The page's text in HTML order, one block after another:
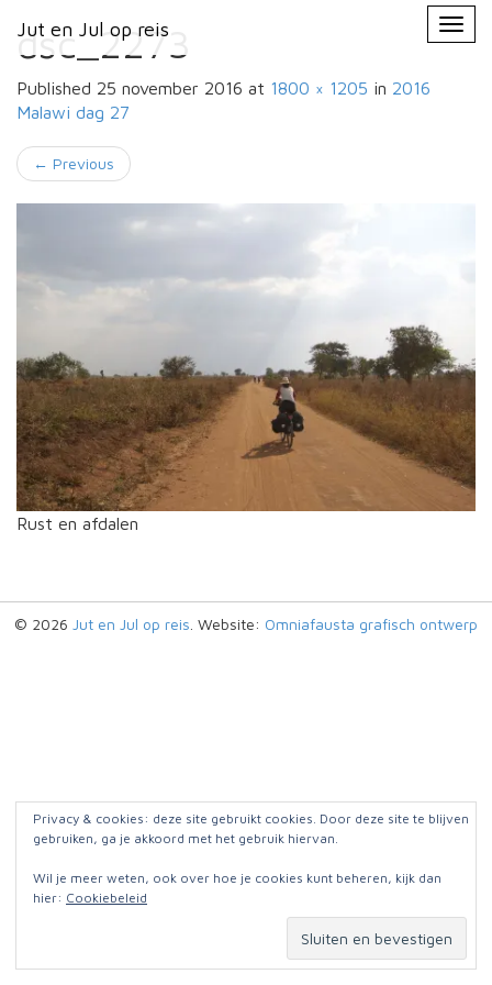
Jut en Jul op reis
Primary
Menu
Jut en Jul op reis
dsc_2273
Published 25 november 2016 at 1800 × 1205 in 2016
Malawi dag 27
← Previous
Rust en afdalen
© 2026 Jut en Jul op reis . Website: Omniafausta grafisch ontwerp
Privacy & cookies: deze site gebruikt cookies. Door deze site te blijven
gebruiken, ga je akkoord met het gebruik hiervan.
Wil je meer weten, ook over hoe je cookies kunt beheren, kijk dan
hier: Cookiebeleid